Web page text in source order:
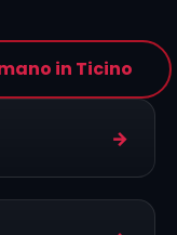
in Ticino
→